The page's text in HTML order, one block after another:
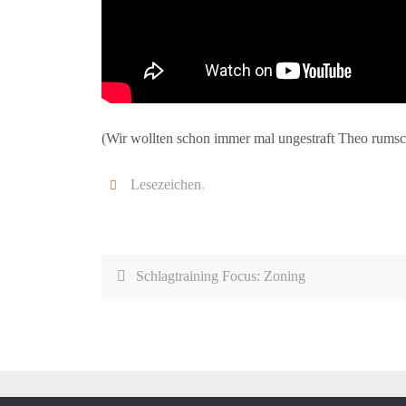
(Wir wollten schon immer mal ungestraft Theo
Lesezeichen.
Schlagtraining Focus: Zoning